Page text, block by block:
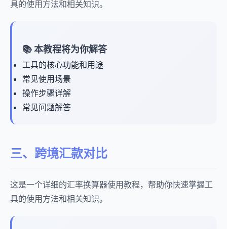
具的使用方法和相关知识。
📚 本教程将为你解答
工具的核心功能和用途
常见使用场景
操作步骤详解
常见问题解答
三、跨境汇款对比
这是一个详细的汇率换算器使用教程，帮助你快速掌握工
具的使用方法和相关知识。